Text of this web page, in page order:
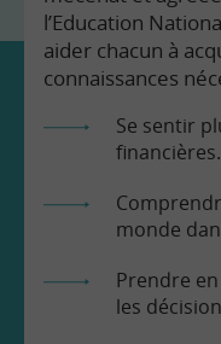
l’Education
aider chacun à
connaissances
Se sentir
financières.
monde
Prendre
les